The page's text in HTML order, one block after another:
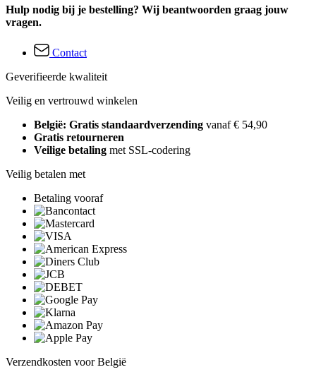
Hulp nodig bij je bestelling? Wij beantwoorden graag jouw
vragen.
Contact
Geverifieerde kwaliteit
Veilig en vertrouwd winkelen
België: Gratis standaardverzending vanaf € 54,90
Gratis retourneren
Veilige betaling met SSL-codering
Veilig betalen met
Betaling vooraf
Verzendkosten voor België